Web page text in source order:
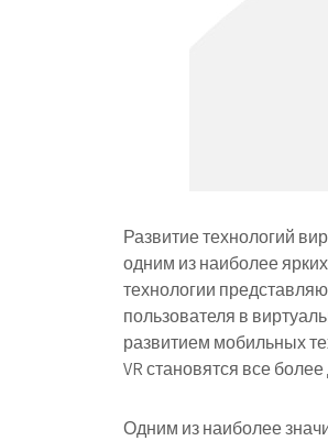
Развитие технологий
одним из наиболее
технологии
пользователя в
развитием мобильных
VR становятся все
Одним из наиболее